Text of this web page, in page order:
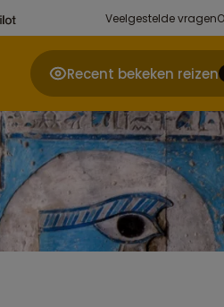
Veelgestelde vragen
Recent bekeken reizen